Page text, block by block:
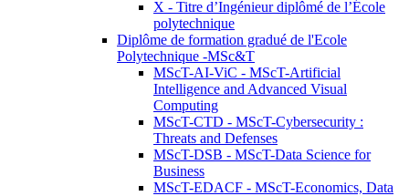
X - Titre d’Ingénieur diplômé de l’École
polytechnique
Diplôme de formation gradué de l'Ecole
Polytechnique -MSc&T
MScT-AI-ViC - MScT-Artificial
Intelligence and Advanced Visual
Computing
MScT-CTD - MScT-Cybersecurity :
Threats and Defenses
MScT-DSB - MScT-Data Science for
Business
MScT-EDACF - MScT-Economics, Data